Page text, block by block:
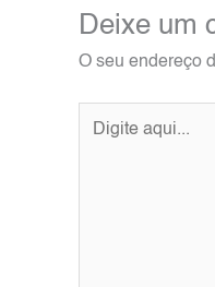
Deixe um
O seu endereço
aqui...